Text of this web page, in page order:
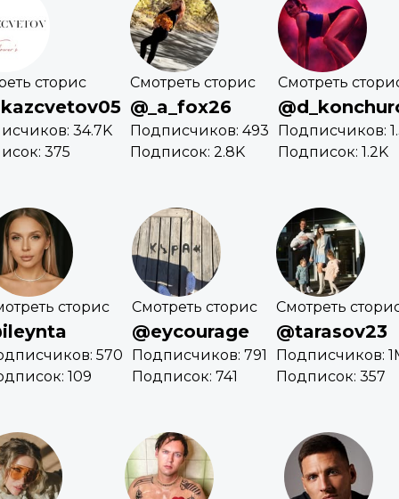
сторис
34.7K
375
Смотреть сторис
@_a_fox26
Подписчиков: 493
Подписок: 2.8K
Смотреть
Подписчиков:
Подписок: 1.2K
сторис
570
109
Смотреть сторис
@eycourage
Подписчиков: 791
Подписок: 741
Смотреть
@tarasov23
Подписчиков:
Подписок: 357